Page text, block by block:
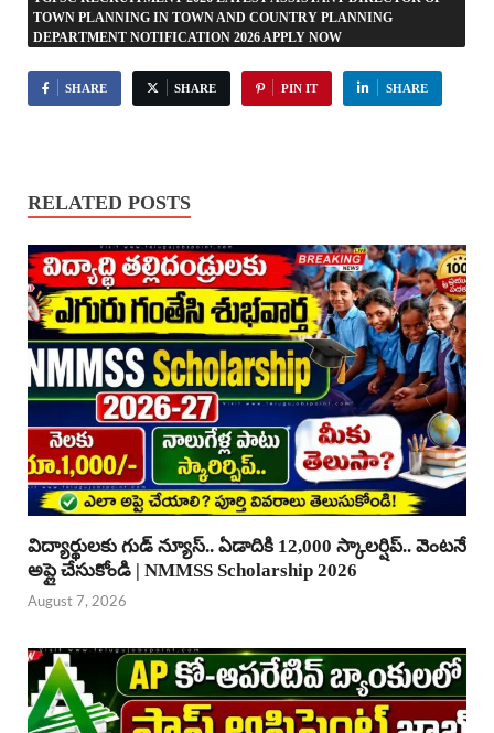
TOWN PLANNING IN TOWN AND COUNTRY PLANNING
DEPARTMENT NOTIFICATION 2026 APPLY NOW
SHARE SHARE PIN IT SHARE
RELATED POSTS
విద్యార్థులకు గుడ్ న్యూస్.. ఏడాదికి 12,000 స్కాలర్షిప్.. వెంటనే
అప్లై చేసుకోండి | NMMSS Scholarship 2026
August 7, 2026